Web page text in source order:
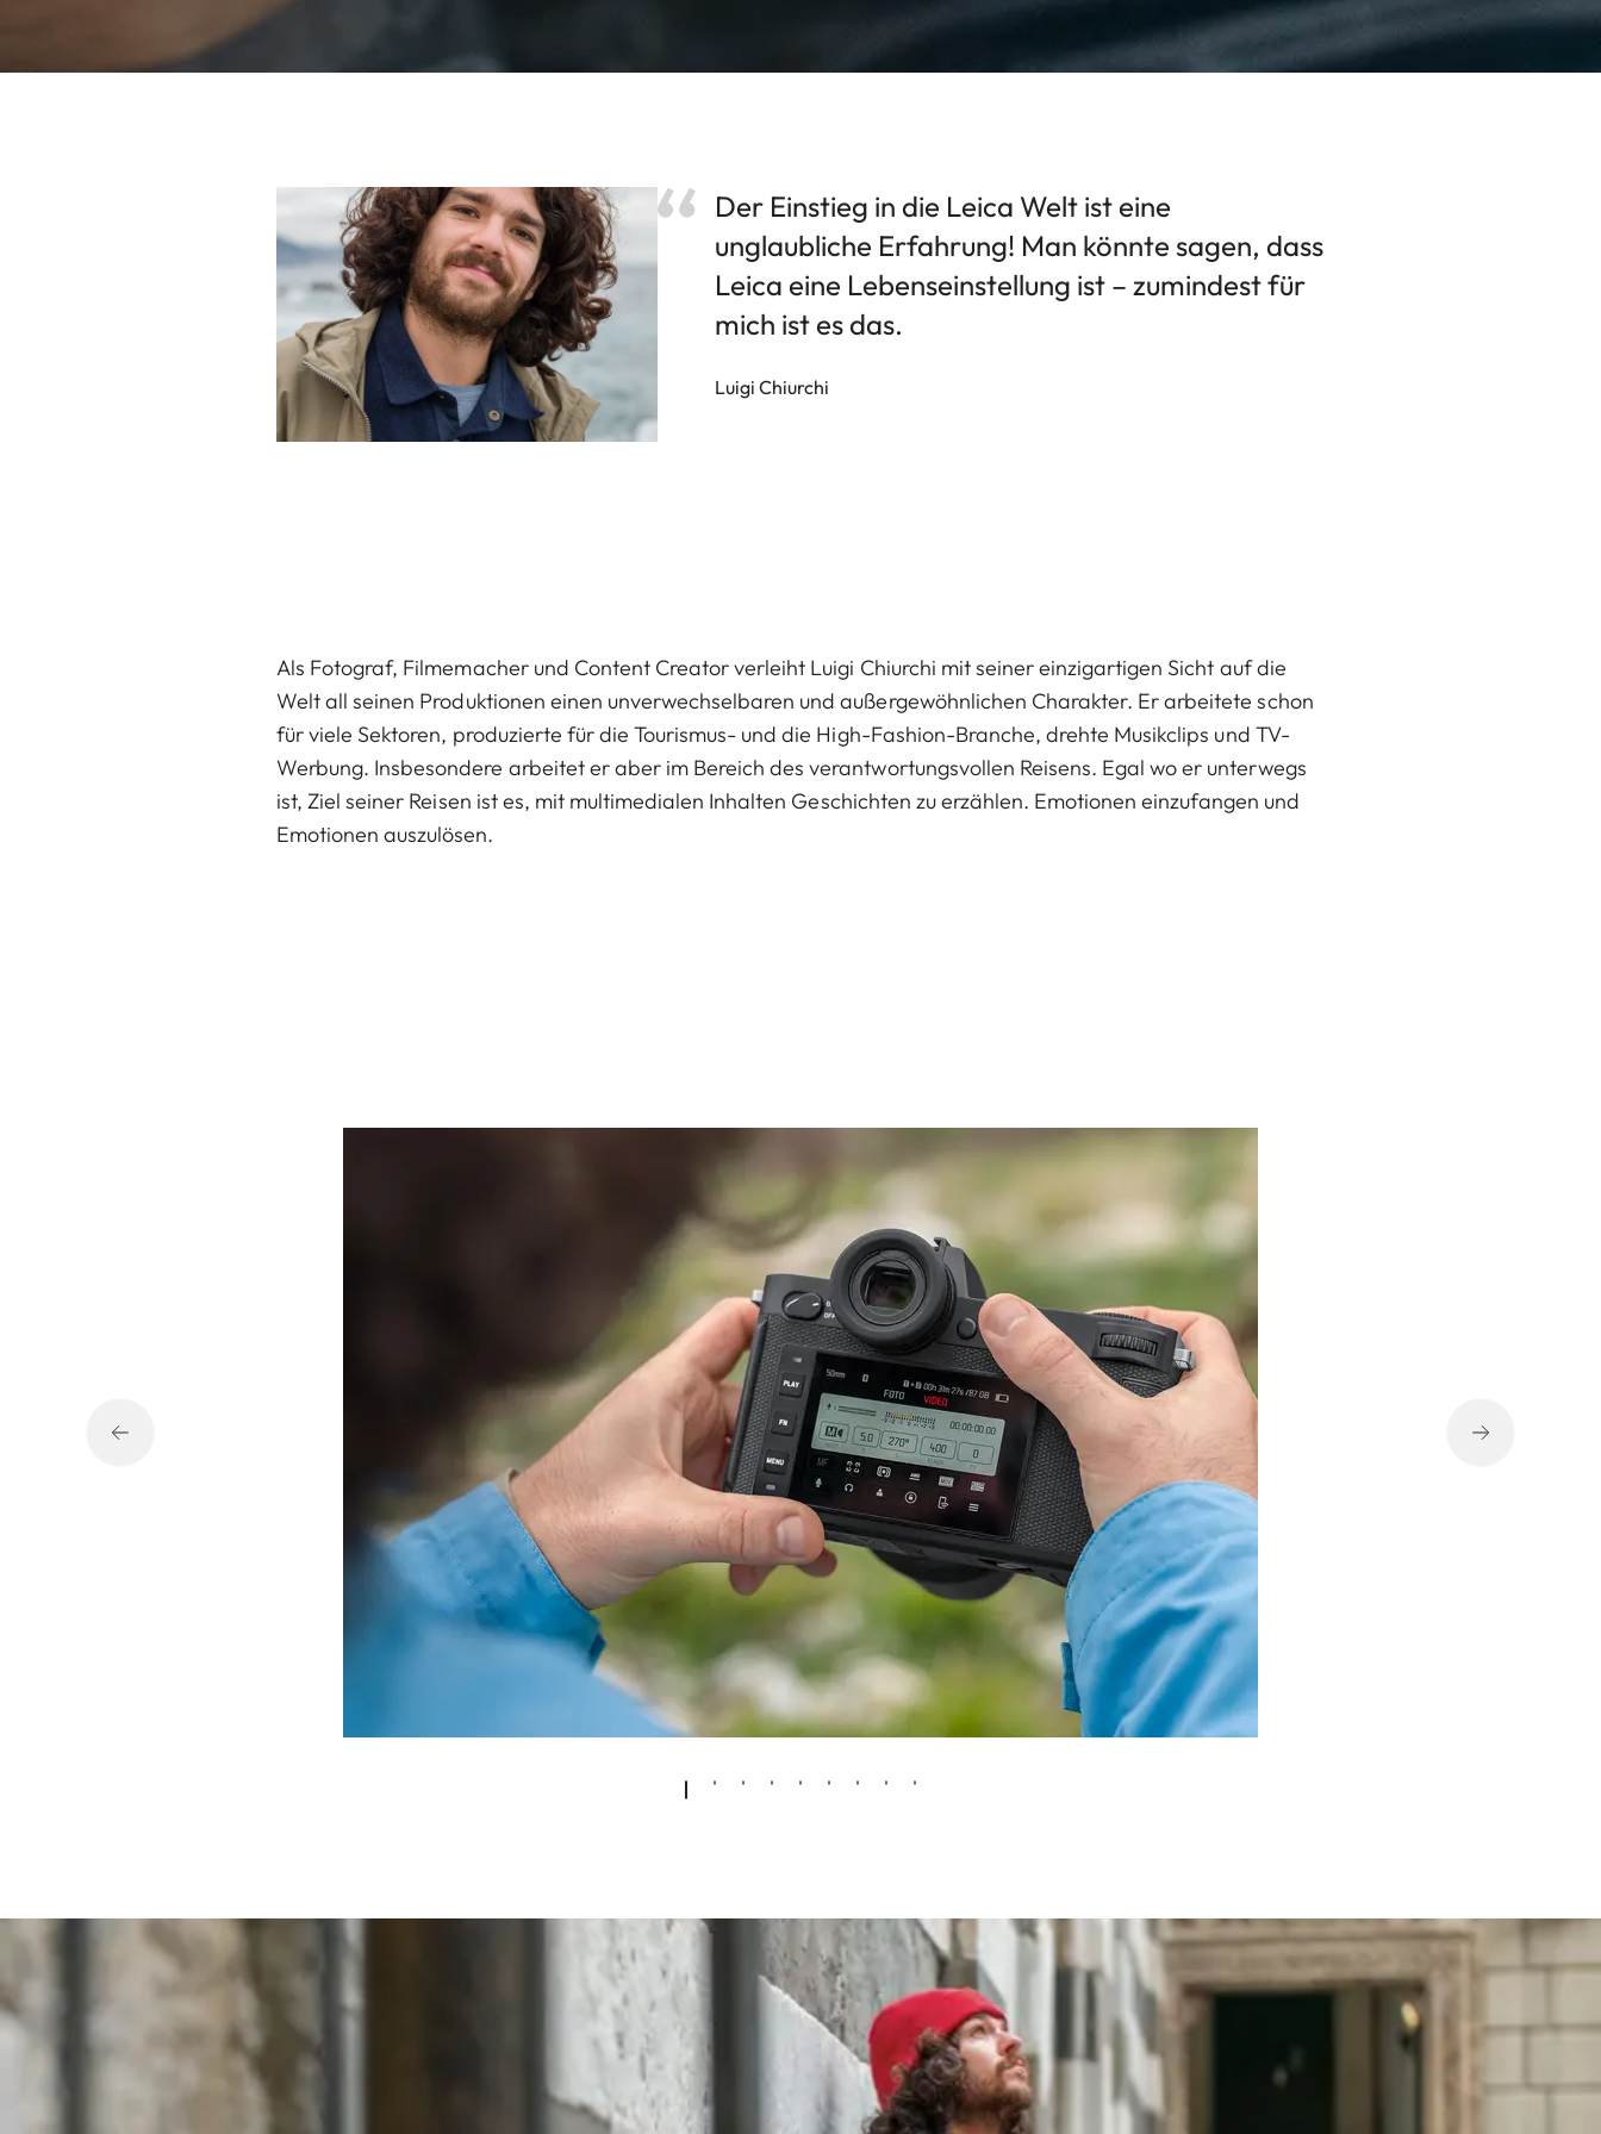
Der Einstieg in die Leica Welt ist eine
unglaubliche Erfahrung! Man könnte sagen, dass
Leica eine Lebenseinstellung ist – zumindest für
mich ist es das.
Luigi Chiurchi
Als Fotograf, Filmemacher und Content Creator verleiht Luigi Chiurchi mit seiner einzigartigen Sicht auf die
Welt all seinen Produktionen einen unverwechselbaren und außergewöhnlichen Charakter. Er arbeitete schon
für viele Sektoren, produzierte für die Tourismus- und die High-Fashion-Branche, drehte Musikclips und TV-
Werbung. Insbesondere arbeitet er aber im Bereich des verantwortungsvollen Reisens. Egal wo er unterwegs
ist, Ziel seiner Reisen ist es, mit multimedialen Inhalten Geschichten zu erzählen. Emotionen einzufangen und
Emotionen auszulösen.